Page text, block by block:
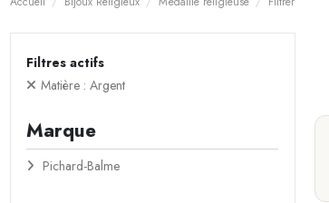
Filtres actifs
Matière : Argent
Marque
Pichard-Balme